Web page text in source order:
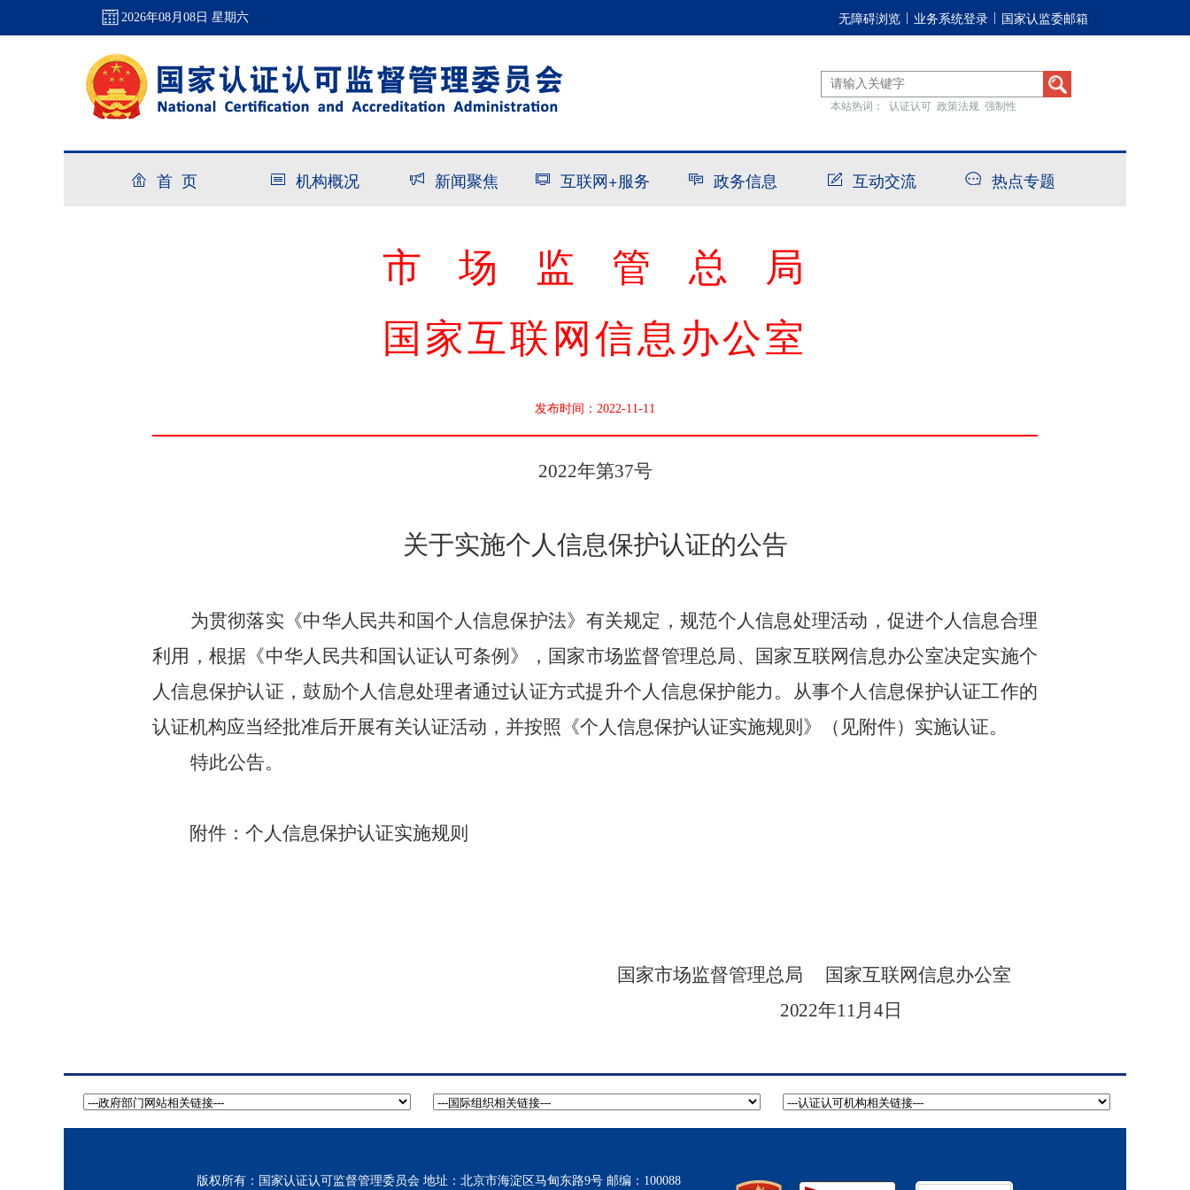
2026年08月08日 星期六 无障碍浏览 业务系统登录 国家认监委邮箱
本站热词： 认证认可 政策法规 强制性
首 页 机构概况 新闻聚焦 互联网+服务 政务信息 互动交流 热点专题
市 场 监 管 总
局
国家互联网信息办公室
发布时间：2022-11-11
2022年第37号
关于实施个人信息保护认证的公告
为贯彻落实 《中华人民共和国个人信息保护法》 有关规定， 规范个人信息处理活动，促进个人信息合理
利用， 根据《中华人民共和国认证认可条例》， 国家市场监督管理总局、国家互联网信息办公室决定实施个
人信息保护认证，鼓励个人信息处理者通过认证方式提升个人信息保护能力。从事个人信息保护认证工作的
认证机构应当经批准后开展有关认证活动，并按照《个人信息保护认证实施规则》（见附件）实施认证。
特此公告。
附件： 个人信息保护认证实施规则
国家市场监督管理总局
国家互联网信息办公室
2022年11月4日
版权所有：国家认证认可监督管理委员会 地址：北京市海淀区马甸东路9号 邮编：100088